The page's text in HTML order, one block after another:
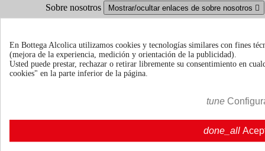
Sobre nosotros Mostrar/ocultar enlaces de sobre nosotros 
FAQPreguntas frecuentes | Bottegaalcolica.com
Contacte con nosotros
Su cuenta
En Bottega Alcolica utilizamos cookies y tecnologías similares con fines
(mejora de la experiencia, medición y orientación de la publicidad).
Usted puede prestar, rechazar o retirar libremente su consentimiento en
cookies" en la parte inferior de la página.
tune
done_all